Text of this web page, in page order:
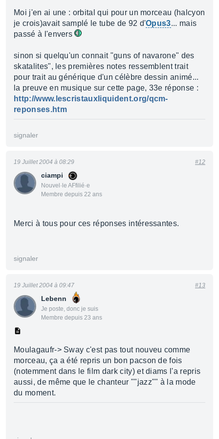
Moi j'en ai une : orbital qui pour un morceau (halcyon
je crois)avait samplé le tube de 92 d'Opus3... mais
passé à l'envers
sinon si quelqu'un connait "guns of navarone" des
skatalites", les premières notes ressemblent trait
pour trait au générique d'un célèbre dessin animé...
la preuve en musique sur cette page, 33e réponse :
http://www.lescristauxliquident.org/qcm-
reponses.htm
signaler
ciampi
Nouvel·le AFfilié·e
Membre depuis 22 ans
19 Juillet 2004 à 08:29 #12
Merci à tous pour ces réponses intéressantes.
signaler
Lebenn
Je poste, donc je suis
Membre depuis 23 ans
19 Juillet 2004 à 09:47 #13
Moulagaufr-> Sway c'est pas tout nouveu comme
morceau, ça a été repris un bon pacson de fois
(notemment dans le film dark city) et diams l'a repris
aussi, de même que le chanteur ""jazz"" à la mode
du moment.